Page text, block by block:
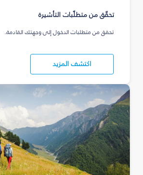
تحقّق من متطلّبات التأشيرة
تحقق من متطلبات الدخول إلى وجهتك القادمة.
اكتشف المزيد